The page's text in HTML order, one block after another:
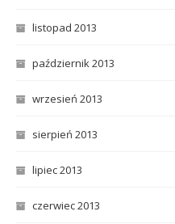
listopad 2013
październik 2013
wrzesień 2013
sierpień 2013
lipiec 2013
czerwiec 2013